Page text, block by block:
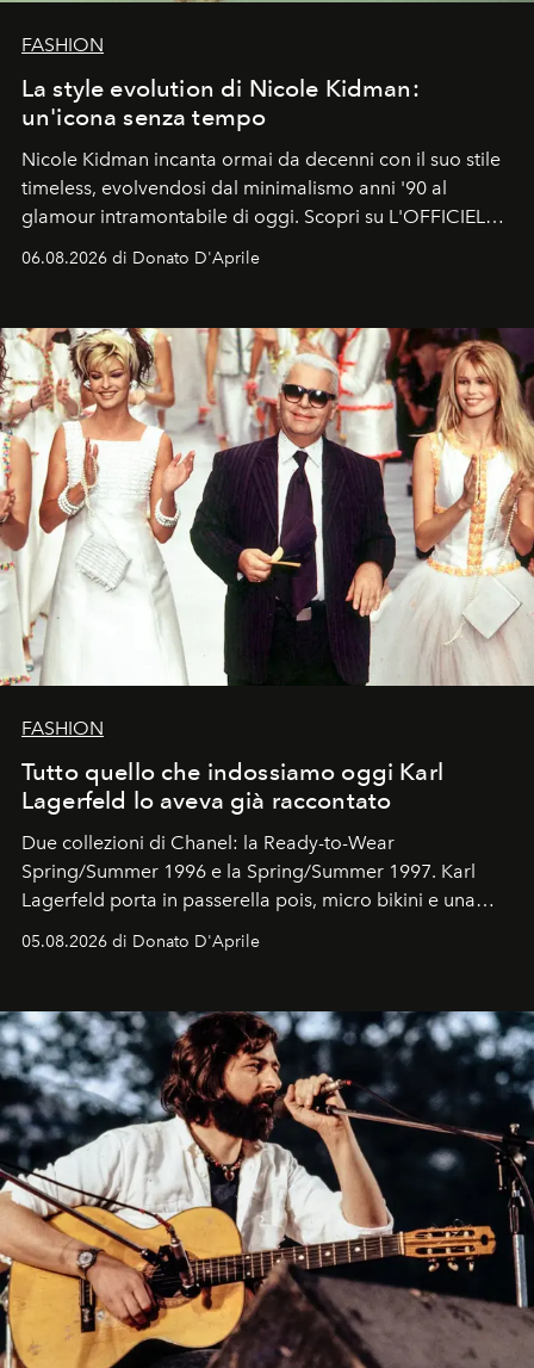
FASHION
La style evolution di Nicole Kidman:
un'icona senza tempo
Nicole Kidman incanta ormai da decenni con il suo stile
timeless, evolvendosi dal minimalismo anni '90 al
glamour intramontabile di oggi. Scopri su L'OFFICIEL
Italia la sua style evolution.
06.08.2026 di Donato D'Aprile
FASHION
Tutto quello che indossiamo oggi Karl
Lagerfeld lo aveva già raccontato
Due collezioni di Chanel: la Ready-to-Wear
Spring/Summer 1996 e la Spring/Summer 1997. Karl
Lagerfeld porta in passerella pois, micro bikini e una
logomania pensata per la spiaggia
Kate, Claudia e Carla una dietro l'altra. Trent'anni dopo,
uno dei documenti più contemporanei che abbiamo.
05.08.2026 di Donato D'Aprile